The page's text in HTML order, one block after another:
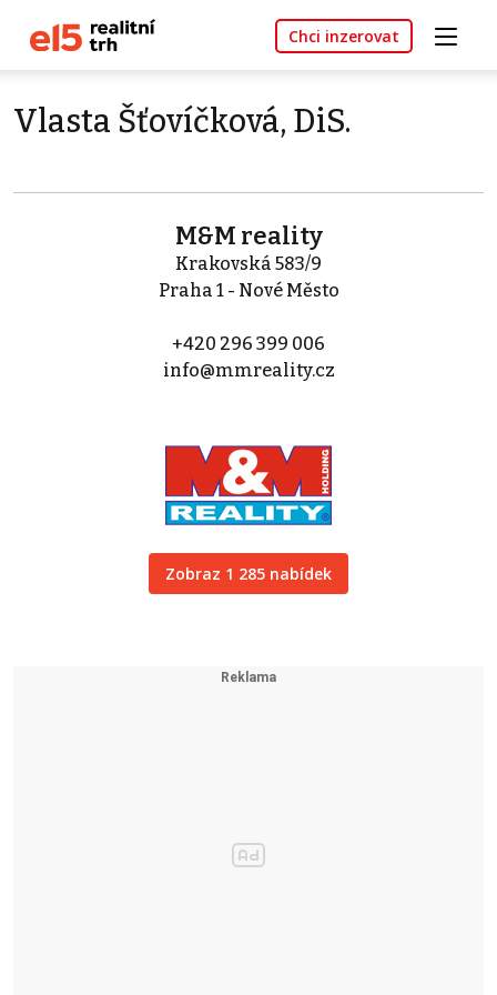
Chci inzerovat
Vlasta Šťovíčková, DiS.
M&M reality
Krakovská 583/9
Praha 1 - Nové Město
+420 296 399 006
info@mmreality.cz
Zobraz 1 285 nabídek